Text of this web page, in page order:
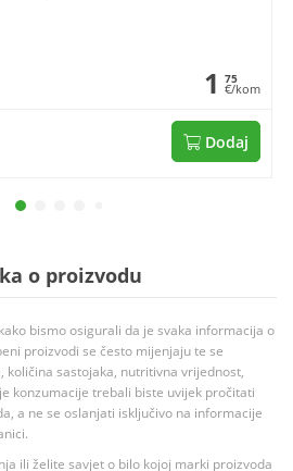
1 75
€/kom
Dodaj
o proizvodu
bismo osigurali da je svaka informacija o
proizvodi se često mijenjaju te se
količina sastojaka, nutritivna vrijednost,
konzumacije trebali biste uvijek pročitati
a ne se oslanjati isključivo na informacije
ili želite savjet o bilo kojoj marki proizvoda